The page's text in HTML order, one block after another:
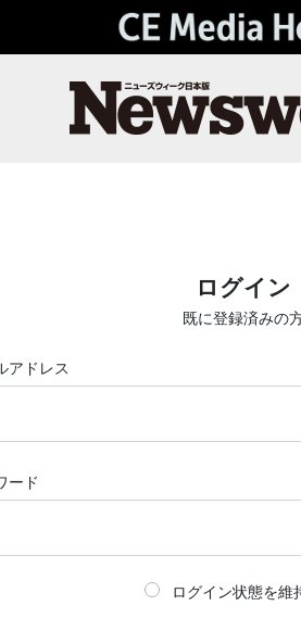
ログイン
既に登録済みの
アドレス
ード
ログイン状態を維